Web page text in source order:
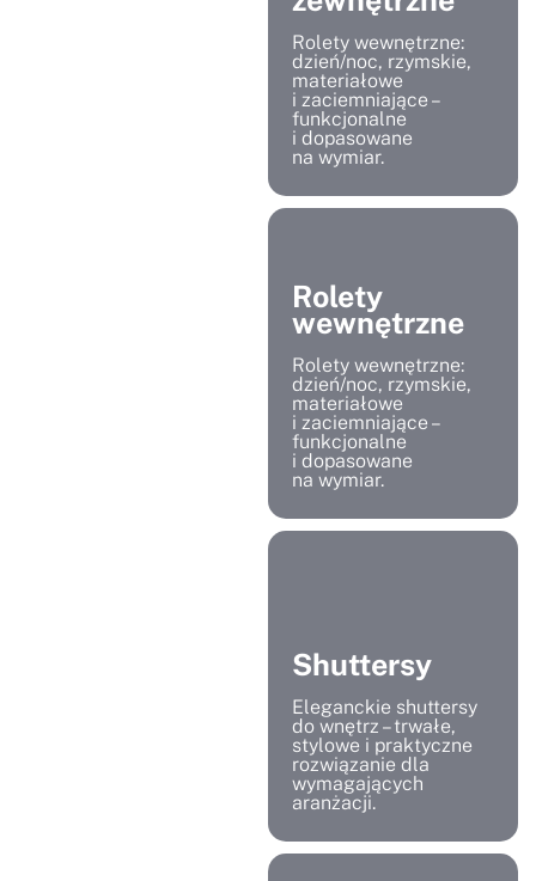
Rolety wewnętrzne:
dzień/noc, rzymskie,
materiałowe
i zaciemniające –
funkcjonalne
i dopasowane
na wymiar.
Rolety
wewnętrzne
Rolety wewnętrzne:
dzień/noc, rzymskie,
materiałowe
i zaciemniające –
funkcjonalne
i dopasowane
na wymiar.
Shuttersy
Eleganckie shuttersy
do wnętrz – trwałe,
stylowe i praktyczne
rozwiązanie dla
wymagających
aranżacji.